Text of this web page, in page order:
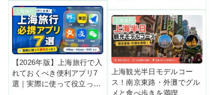
上海旅行
【2026年版】上海旅行で入
れておくべき便利アプリ7
選｜実際に使って役立った
上海旅行
上海観光半日モデルコー
ス！南京東路・外灘でグル
メと食べ歩きを満喫